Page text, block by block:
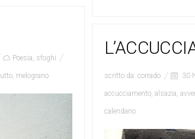
Poesia, sfoghi
lutto, melograno scritto da: corrado 30
accucciamento, alsazia,
calendario